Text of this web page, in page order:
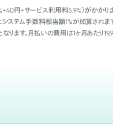
円+サービス利用料5.9%）がかかり
テム手数料相当額1%が加算されます
ます。月払いの費用は1ヶ月あたり